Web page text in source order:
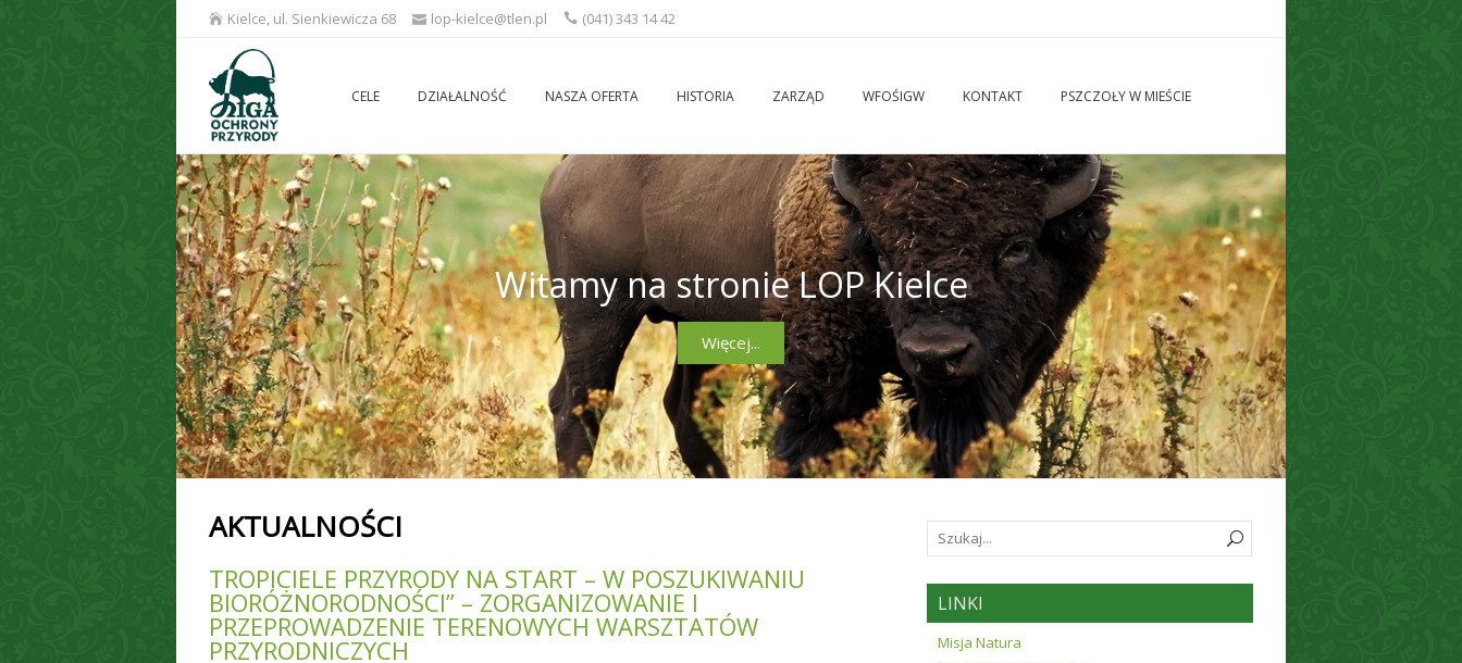
Kielce, ul. Sienkiewicza 68 lop-kielce@tlen.pl (041) 343 14 42
CELE DZIAŁALNOŚĆ NASZA OFERTA HISTORIA ZARZĄD WFOŚIGW KONTAKT PSZCZOŁY W MIEŚCIE
Witamy na stronie LOP Kielce
Więcej...
AKTUALNOŚCI
TROPICIELE PRZYRODY NA START – W POSZUKIWANIU
BIORÓŻNORODNOŚCI” – ZORGANIZOWANIE I
PRZEPROWADZENIE TERENOWYCH WARSZTATÓW
PRZYRODNICZYCH
LINKI
Misja Natura